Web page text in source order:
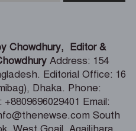
ছাত্রীকে সংঘবদ্ধ ধর্ষণ-
তিন কিশোর গ্রেপ্তার
অনশনের পর বিয়ে, তিন মাস পর
ঝুলন্ত লাশ
Chowdhury, Editor &
Address: 154
Editorial Office: 16
Dhaka. Phone:
Email:
South